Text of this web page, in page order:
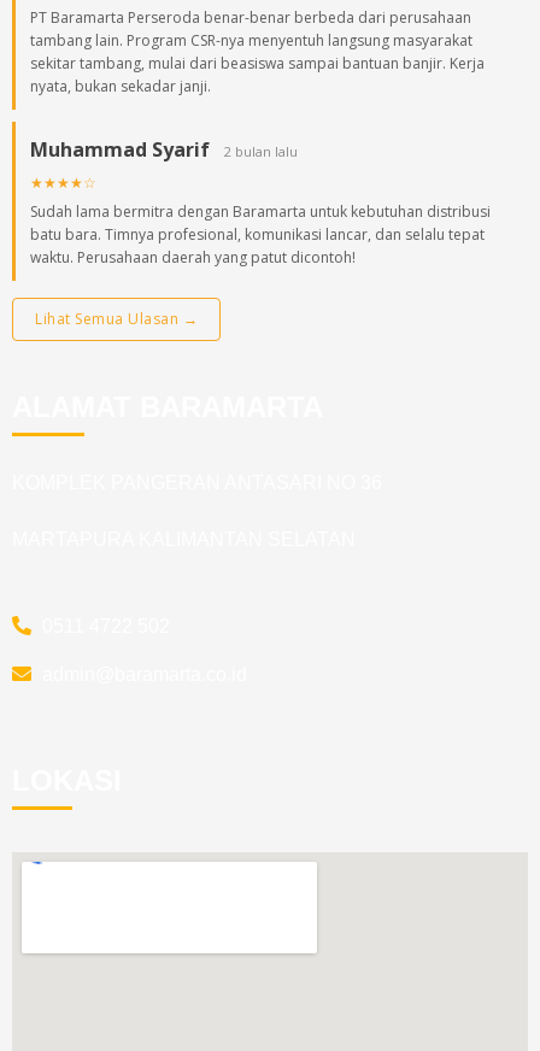
PT Baramarta Perseroda benar-benar berbeda dari perusahaan
tambang lain. Program CSR-nya menyentuh langsung masyarakat
sekitar tambang, mulai dari beasiswa sampai bantuan banjir. Kerja
nyata, bukan sekadar janji.
Muhammad Syarif 2 bulan lalu
★★★★☆
Sudah lama bermitra dengan Baramarta untuk kebutuhan distribusi
batu bara. Timnya profesional, komunikasi lancar, dan selalu tepat
waktu. Perusahaan daerah yang patut dicontoh!
Lihat Semua Ulasan →